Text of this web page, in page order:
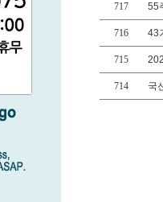
717 55
716 43
715
714 국